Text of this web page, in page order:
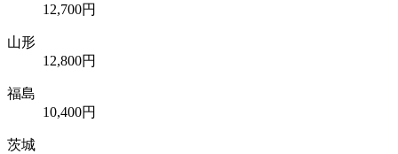
12,700円
山形
12,800円
福島
10,400円
茨城